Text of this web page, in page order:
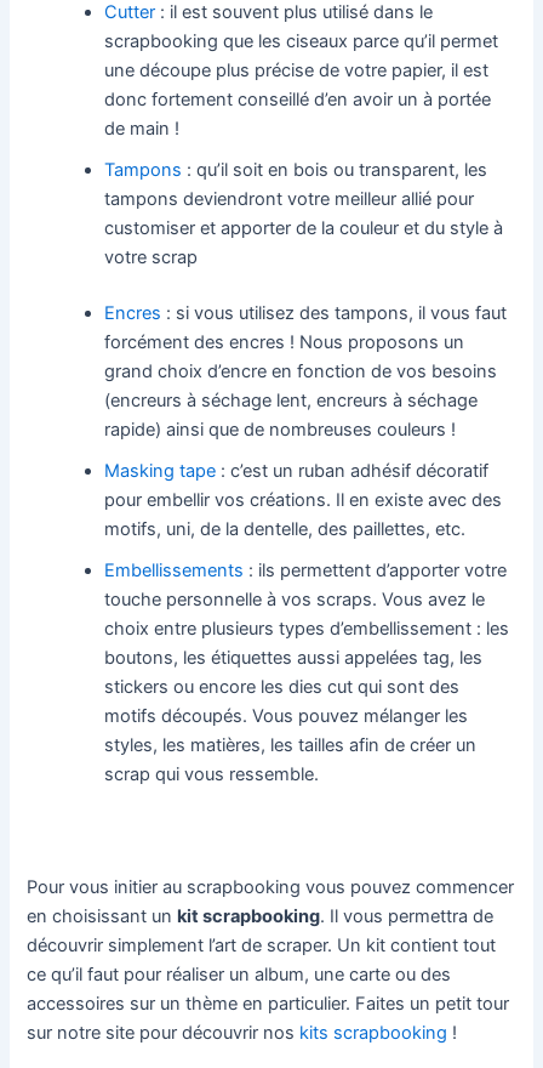
Cutter : il est souvent plus utilisé dans le
scrapbooking que les ciseaux parce qu’il permet
une découpe plus précise de votre papier, il est
donc fortement conseillé d’en avoir un à portée
de main !
Tampons : qu’il soit en bois ou transparent, les
tampons deviendront votre meilleur allié pour
customiser et apporter de la couleur et du style à
votre scrap
Encres : si vous utilisez des tampons, il vous faut
forcément des encres ! Nous proposons un
grand choix d’encre en fonction de vos besoins
(encreurs à séchage lent, encreurs à séchage
rapide) ainsi que de nombreuses couleurs !
Masking tape : c’est un ruban adhésif décoratif
pour embellir vos créations. Il en existe avec des
motifs, uni, de la dentelle, des paillettes, etc.
Embellissements : ils permettent d’apporter votre
touche personnelle à vos scraps. Vous avez le
choix entre plusieurs types d’embellissement : les
boutons, les étiquettes aussi appelées tag, les
stickers ou encore les dies cut qui sont des
motifs découpés. Vous pouvez mélanger les
styles, les matières, les tailles afin de créer un
scrap qui vous ressemble.
Pour vous initier au scrapbooking vous pouvez commencer
en choisissant un kit scrapbooking. Il vous permettra de
découvrir simplement l’art de scraper. Un kit contient tout
ce qu’il faut pour réaliser un album, une carte ou des
accessoires sur un thème en particulier. Faites un petit tour
sur notre site pour découvrir nos kits scrapbooking !